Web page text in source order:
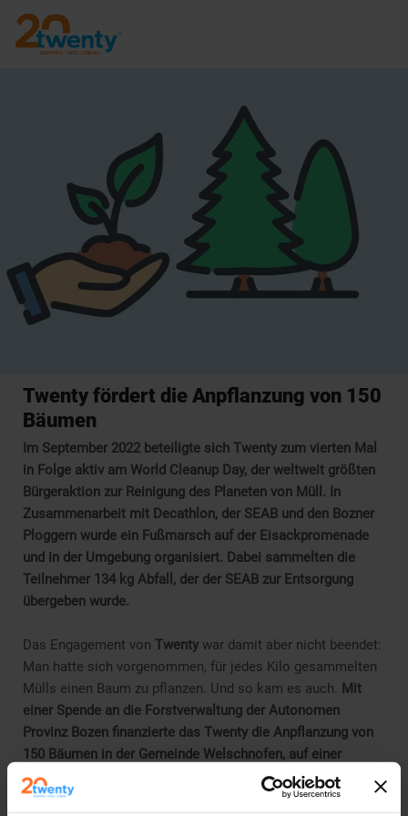
Twenty fördert die Anpflanzung von 150
Bäumen
Im September 2022 beteiligte sich Twenty zum vierten Mal
in Folge aktiv am World Cleanup Day, der weltweit größten
Bürgeraktion zur Reinigung des Planeten von Müll. In
Zusammenarbeit mit Decathlon, der SEAB und den Bozner
Ploggern wurde ein Fußmarsch auf der Eisackpromenade
und in der Umgebung organisiert. Dabei sammelten die
Teilnehmer 134 kg Abfall, der der SEAB zur Entsorgung
übergeben wurde.
Das Engagement von Twenty war damit aber nicht beendet:
Man hatte sich vorgenommen, für jedes Kilo gesammelten
Mülls einen Baum zu pflanzen. Und so kam es auch. Mit
einer Spende an die Forstverwaltung der Autonomen
Provinz Bozen finanzierte das Twenty die Anpflanzung von
150 Bäumen in der Gemeinde Welschnofen, auf einer
Fläche, die durch die Windböen des Sturms „Vaia“ im
Oktober 2018 verwüstet wurde.